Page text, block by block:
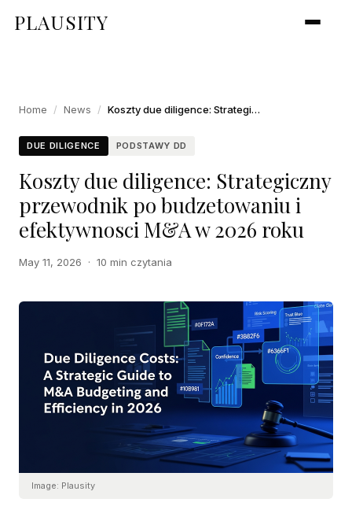
PLAUSITY
Home / News / Koszty due diligence: Strategiczny przewodnik po budzetowaniu i efektywnosci M&A w 2026 roku
DUE DILIGENCE PODSTAWY DD
Koszty due diligence: Strategiczny
przewodnik po budzetowaniu i
efektywnosci M&A w 2026 roku
May 11, 2026 · 10 min czytania
Image: Plausity